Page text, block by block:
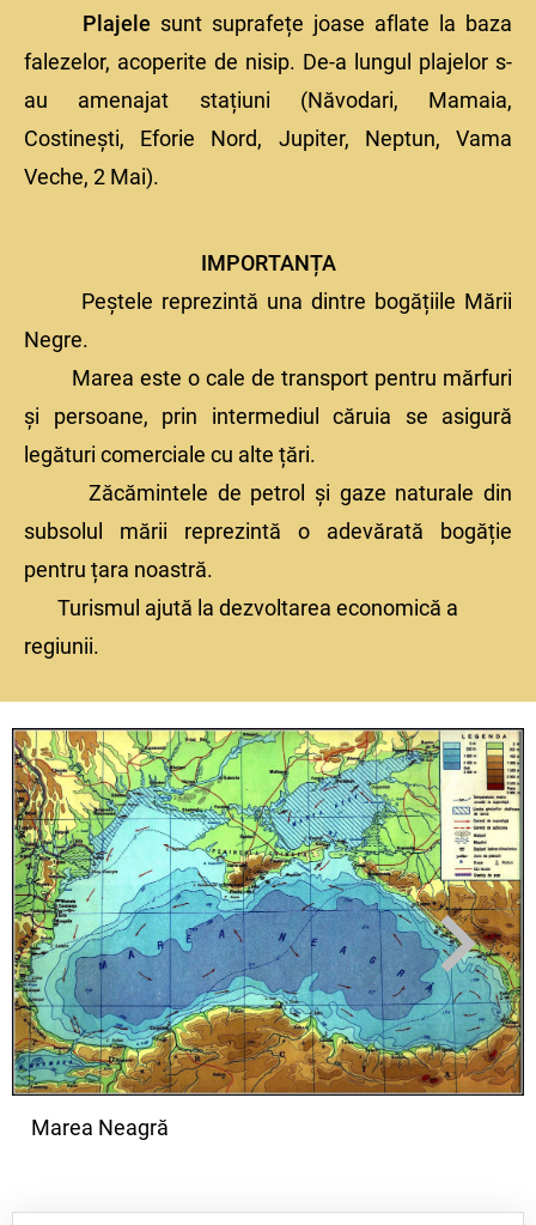
Plajele sunt suprafețe joase aflate la baza
falezelor, acoperite de nisip. De-a lungul plajelor s-
au amenajat stațiuni (Năvodari, Mamaia,
Costinești, Eforie Nord, Jupiter, Neptun, Vama
Veche, 2 Mai).
IMPORTANȚA
Peștele reprezintă una dintre bogățiile Mării
Negre.
Marea este o cale de transport pentru mărfuri
și persoane, prin intermediul căruia se asigură
legături comerciale cu alte țări.
Zăcămintele de petrol și gaze naturale din
subsolul mării reprezintă o adevărată bogăție
pentru țara noastră.
Turismul ajută la dezvoltarea economică a
regiunii.
Marea Neagră